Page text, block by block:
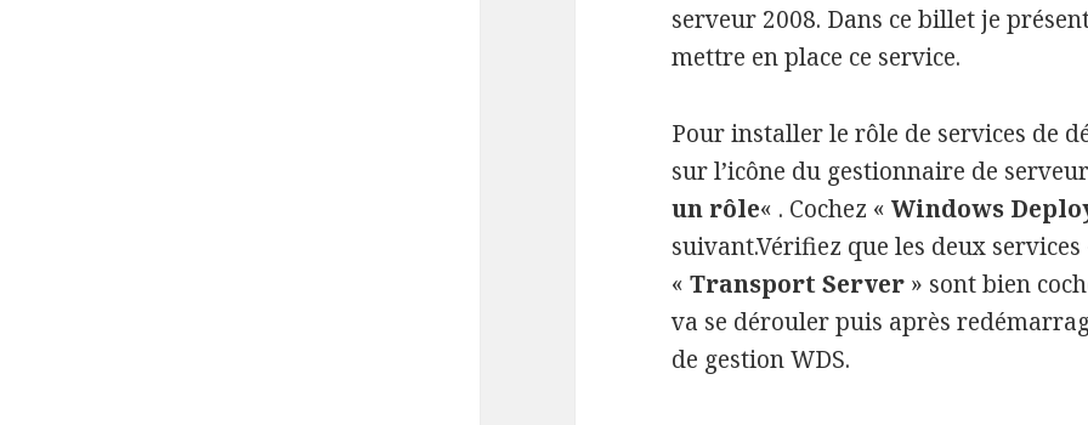
serveur 2008. Dans ce billet je
mettre en place ce service.
Pour installer le rôle de services de
sur l’icône du gestionnaire de
un rôle« . Cochez «Windows
suivant.Vérifiez que les deux services
«Transport Server » sont bien
va se dérouler puis après
de gestion WDS.